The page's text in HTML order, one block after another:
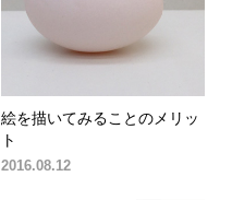
絵を描いてみることのメリッ
ト
2016.08.12